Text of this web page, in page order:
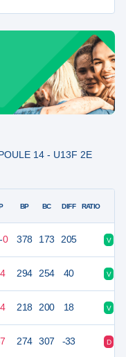
14 - U13F 2E
BP BC DIFF RATIO
-0 378 173 205 V
4 294 254 40 V
4 218 200 18 V
7 274 307 -33 D